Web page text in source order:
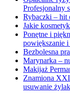
Profesjonalny
Rybaczki – hit
Jakie
Ponętne i
powiększanie
Bezbolesna
Marynarka –
Makijaż
Znamiona
usuwanie